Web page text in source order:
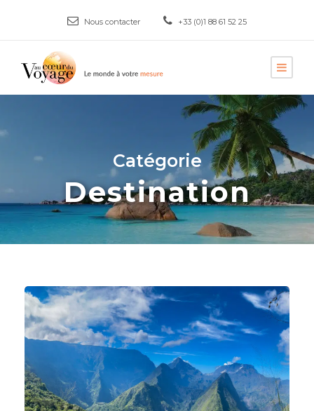
Nous contacter +33 (0)1 88 61 52 25
Catégorie
Destination